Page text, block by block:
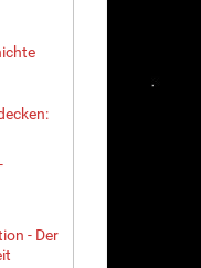
- Der